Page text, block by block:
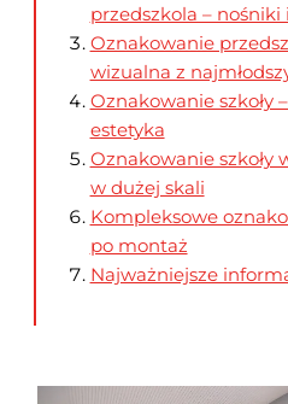
przedszkola –
Oznakowanie
wizualna z
Oznakowanie szkoły
estetyka​
Oznakowanie szkoły
w dużej skali
Kompleksowe
po montaż
Najważniejsze